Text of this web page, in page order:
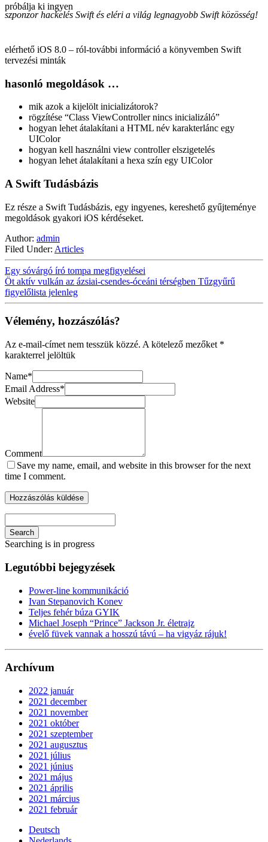
próbálja ki ingyen
szponzor hackelés Swift és eléri a világ legnagyobb Swift közösség!
elérhető iOS 8.0 – ról-további információ a könyvemben Swift
tervezési minták
hasonló megoldások …
mik azok a kijelölt inicializátorok?
rögzítése “Class ViewController nincs inicializáló”
hogyan lehet átalakítani a HTML név karakterlánc egy
UIColor
hogyan kell használni view controller elszigetelés
hogyan lehet átalakítani a hexa szín egy UIColor
A Swift Tudásbázis
Ez része a Swift Tudásbázis, egy ingyenes, kereshető gyűjteménye
megoldások gyakori iOS kérdéseket.
Author: admin
Filed Under: Articles
Egy sóvárgó író tompa megfigyelései
Öt aktív vulkán az ázsiai-csendes-óceáni térségben Tűzgyűrű
figyelőlista jelenleg
Vélemény, hozzászólás?
Az e-mail-címet nem tesszük közzé. A kötelező mezőket *
karakterrel jelöltük
Name*
Email Address*
Website
Comment
Save my name, email, and website in this browser for the next
time I comment.
Search
Searching is in progress
Legutóbbi bejegyzések
Power-line kommunikáció
Ivan Stepanovich Konev
Teljes fehér búza GYIK
Michael Joseph “Prince” Jackson Jr. életrajz
évelő füvek vannak a hosszú távú – ha vigyáz rájuk!
Archívum
2022 január
2021 december
2021 november
2021 október
2021 szeptember
2021 augusztus
2021 július
2021 június
2021 május
2021 április
2021 március
2021 február
Deutsch